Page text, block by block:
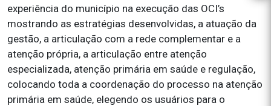
experiência do município na execução das OCI’s
mostrando as estratégias desenvolvidas, a atuação da
gestão, a articulação com a rede complementar e a
atenção própria, a articulação entre atenção
especializada, atenção primária em saúde e regulação,
colocando toda a coordenação do processo na atenção
primária em saúde, elegendo os usuários para o